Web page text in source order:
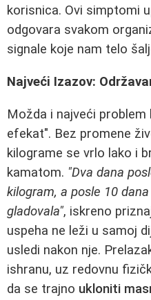
korisnica. Ovi simptomi
odgovara svakom
signale koje nam telo
Najveći Izazov:
Možda i najveći
efekat". Bez promene
kilograme se vrlo lako i
kamatom. "Dva dana
kilogram, a posle 10
gladovala", iskreno
uspeha ne leži u samoj
usledi nakon nje.
ishranu, uz redovnu
da se trajno ukloniti